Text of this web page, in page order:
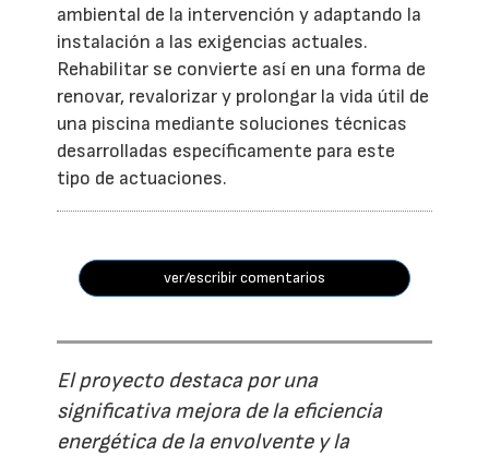
ambiental de la intervención y adaptando la
instalación a las exigencias actuales.
Rehabilitar se convierte así en una forma de
renovar, revalorizar y prolongar la vida útil de
una piscina mediante soluciones técnicas
desarrolladas específicamente para este
tipo de actuaciones.
ver/escribir comentarios
El proyecto destaca por una
significativa mejora de la eficiencia
energética de la envolvente y la